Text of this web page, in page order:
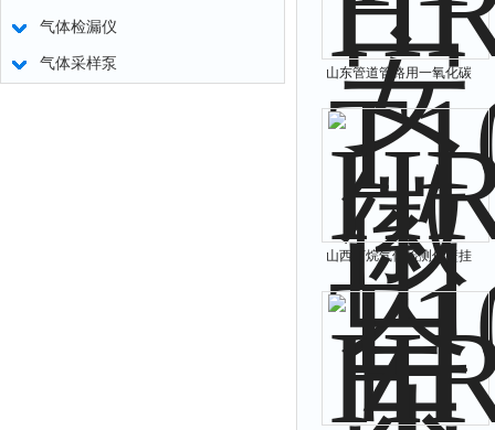
气体检漏仪
气体采样泵
山东管道管路用一氧化碳
探测器
山西丁烷气体检测仪壁挂
式